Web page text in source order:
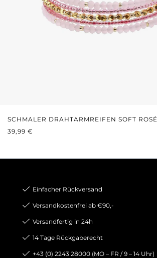
SCHMALER DRAHTARMREIFEN SOFT ROSÉ
REGULÄRER PREIS:
39,99 €
Einfacher Rückversand
Versandkostenfrei ab €90,-
Versandfertig in 24h
14 Tage Rückgaberecht
+43 (0) 2243 28000 (MO – FR / 9 – 14 Uhr)